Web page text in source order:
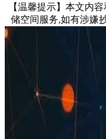
【温馨提示】本文内
储空间服务,如有涉嫌